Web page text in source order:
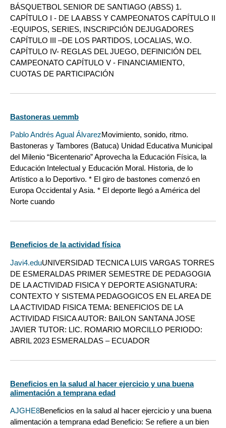
BÁSQUETBOL SENIOR DE SANTIAGO (ABSS) 1.
CAPÍTULO I - DE LA ABSS Y CAMPEONATOS CAPÍTULO II
-EQUIPOS, SERIES, INSCRIPCIÓN DEJUGADORES
CAPÍTULO III –DE LOS PARTIDOS, LOCALIAS, W.O.
CAPÍTULO IV- REGLAS DEL JUEGO, DEFINICIÓN DEL
CAMPEONATO CAPÍTULO V - FINANCIAMIENTO,
CUOTAS DE PARTICIPACIÓN
Bastoneras uemmb
Pablo Andrés Agual ÁlvarezMovimiento, sonido, ritmo.
Bastoneras y Tambores (Batuca) Unidad Educativa Municipal
del Milenio “Bicentenario” Aprovecha la Educación Física, la
Educación Intelectual y Educación Moral. Historia, de lo
Artístico a lo Deportivo. * El giro de bastones comenzó en
Europa Occidental y Asia. * El deporte llegó a América del
Norte cuando
Beneficios de la actividad física
Javi4.eduUNIVERSIDAD TECNICA LUIS VARGAS TORRES
DE ESMERALDAS PRIMER SEMESTRE DE PEDAGOGIA
DE LA ACTIVIDAD FISICA Y DEPORTE ASIGNATURA:
CONTEXTO Y SISTEMA PEDAGOGICOS EN EL AREA DE
LA ACTIVIDAD FISICA TEMA: BENEFICIOS DE LA
ACTIVIDAD FISICA AUTOR: BAILON SANTANA JOSE
JAVIER TUTOR: LIC. ROMARIO MORCILLO PERIODO:
ABRIL 2023 ESMERALDAS – ECUADOR
Beneficios en la salud al hacer ejercicio y una buena
alimentación a temprana edad
AJGHE8Beneficios en la salud al hacer ejercicio y una buena
alimentación a temprana edad Beneficio: Se refiere a un bien